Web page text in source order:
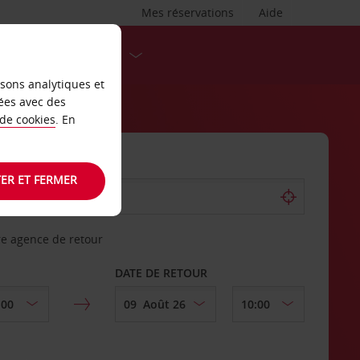
Aide
Mes réservations
agence de retour
DATE DE RETOUR
analytiques et
avec des
cookies. En
ET FERMER